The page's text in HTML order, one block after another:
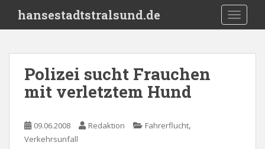
i
hansestadtstralsund.de
Polizei sucht Frauchen
mit verletztem Hund
09.06.2008 Redaktion Fahrerflucht,
Verkehrsunfall